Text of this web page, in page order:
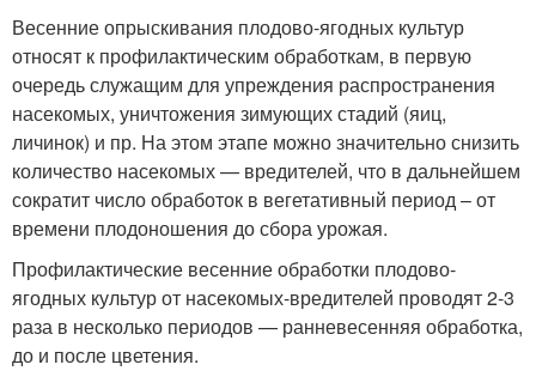
Весенние опрыскивания плодово-ягодных культур
относят к профилактическим обработкам, в первую
очередь служащим для упреждения распространения
насекомых, уничтожения зимующих стадий (яиц,
личинок) и пр. На этом этапе можно значительно снизить
количество насекомых — вредителей, что в дальнейшем
сократит число обработок в вегетативный период – от
времени плодоношения до сбора урожая.
Профилактические весенние обработки плодово-
ягодных культур от насекомых-вредителей проводят 2-3
раза в несколько периодов — ранневесенняя обработка,
до и после цветения.